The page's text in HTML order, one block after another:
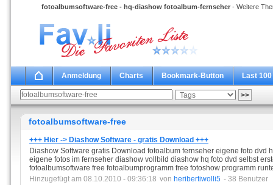
fotoalbumsoftware-free - hq-diashow fotoalbum-fernseher - Weitere
Anmeldung Charts Bookmark-Button Last 100
fotoalbumsoftware-free
+++ Hier -> Diashow Software - gratis Download +++
Diashow Software gratis Download fotoalbum fernseher eigene foto dvd
eigene fotos im fernseher diashow vollbild diashow hq foto dvd selbst
fotoalbumsoftware free fotoalbumprogramm free fotoshow programm
Hinzugefügt am 08.10.2010 - 09:36:18 von heribertiwolli5 - 38 Benutzer